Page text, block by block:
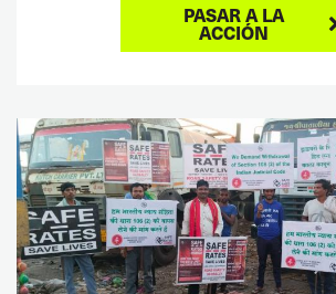
PASAR A LA
ACCIÓN